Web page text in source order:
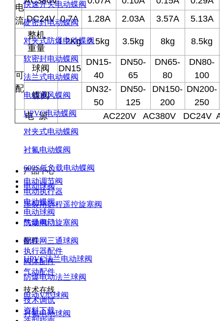
快速开关电动蝶阀
硬密封电动蝶阀
对夹式防爆电动蝶阀
软密封电动蝶阀
法兰式电动蝶阀
电动通风蝶阀
UPVC电动蝶阀
对夹式电动蝶阀
衬氟电动蝶阀
600S低负载电动蝶阀
电动球阀
压裂用远程遥控旋塞阀
防爆电动旋塞阀
物联网三通球阀
UPVC法兰电动球阀
防爆电动法兰球阀
电动V型球阀
衬氟电动球阀
电
流 DC24V 0.7A 1.28A 2.03A 3.57A
5.13A
整机
重量
1.2Kg 2.5kg 3.5kg 8kg 8.5kg
可
配
球阀 DN15
DN15-
40
DN50-
65
DN65-
80
DN80-
100
蝶阀
DN32-
50
DN50-
125
DN150-
200
DN200-
250
电 源 AC220V AC380V DC24V
产品中心
电动调节阀
电动执行器
电动蝶阀
电动球阀
气动阀门
配件
执行器配件
阀体配件
气动配件
技术在线
技术调试
资料下载